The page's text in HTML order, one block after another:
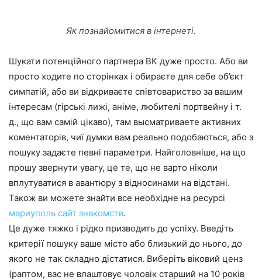
Як познайомитися в інтернеті.
Шукати потенційного партнера ВК дуже просто. Або ви
просто ходите по сторінках і обираєте для себе об’єкт
симпатій, або ви відкриваєте співтовариство за вашим
інтересам (гірські лижі, аніме, любителі портвейну і т.
д., що вам самій цікаво), там высматриваете активних
коментаторів, чиї думки вам реально подобаються, або з
пошуку задаєте певні параметри. Найголовніше, на що
прошу звернути увагу, це те, що не варто ніколи
вплутуватися в авантюру з відносинами на відстані.
Також ви можете знайти все необхідне на ресурсі
мариуполь сайт знакомств.
Це дуже тяжко і рідко призводить до успіху. Введіть
критерії пошуку ваше місто або близький до нього, до
якого не так складно дістатися. Виберіть віковий ценз
(раптом, вас не влаштовує чоловік старший на 10 років